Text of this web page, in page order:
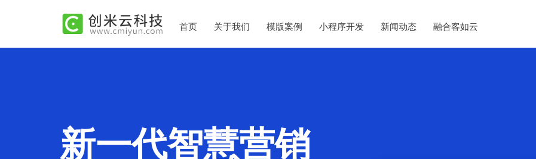
首页 关于我们 模版案例 小程序开发 新闻动态 融合客如云
新一代智慧营销